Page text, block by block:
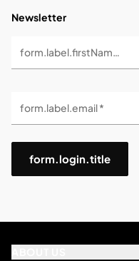
Newsletter
form.label.firstName *
form.label.email *
form.login.title